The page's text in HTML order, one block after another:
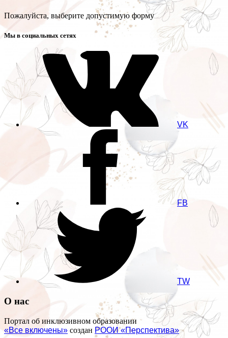
Пожалуйста, выберите допустимую форму
Мы в социальных сетях
VK
FB
TW
О нас
Портал об инклюзивном образовании
«Все включены» создан РООИ «Перспектива»